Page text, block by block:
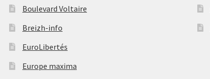
Boulevard Voltaire
Breizh-info
EuroLibertés
Europe maxima